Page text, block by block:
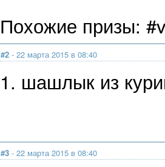
Похожие призы:
#2 - 22 марта 2015 в 08:40
1. шашлык из
#3 - 22 марта 2015 в 08:40